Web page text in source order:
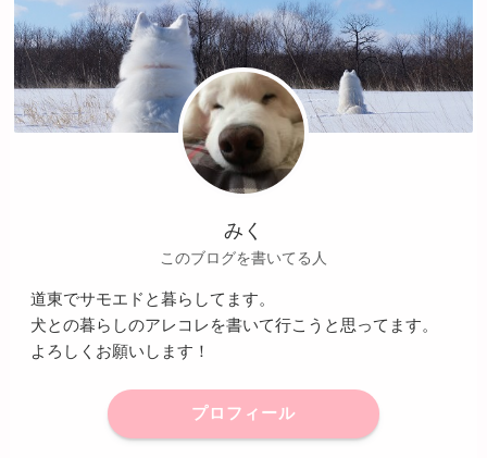
みく
このブログを書いてる人
道東でサモエドと暮らしてます。
犬との暮らしのアレコレを書いて行こうと思ってます。
よろしくお願いします！
プロフィール